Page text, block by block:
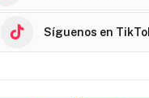
Síguenos en